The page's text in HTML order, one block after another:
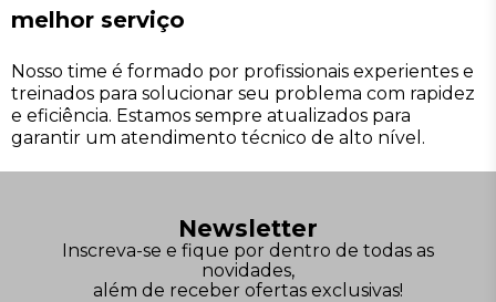
melhor serviço
Nosso time é formado por profissionais experientes e
treinados para solucionar seu problema com rapidez
e eficiência. Estamos sempre atualizados para
garantir um atendimento técnico de alto nível.
Newsletter
Inscreva-se e fique por dentro de todas as
novidades,
além de receber ofertas exclusivas!